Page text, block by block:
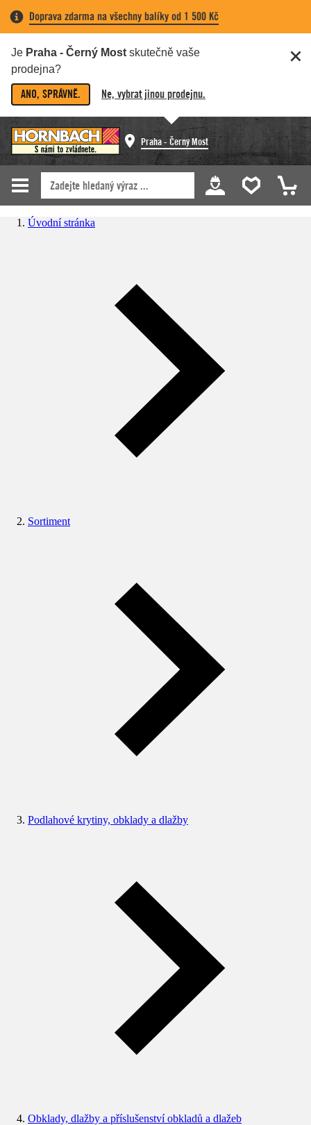
Doprava zdarma na všechny balíky od 1 500 Kč
Je Praha - Černý Most skutečně vaše
prodejna?
ANO, SPRÁVNĚ. Ne, vybrat jinou prodejnu.
Praha - Černý Most
Úvodní stránka
Sortiment
Podlahové krytiny, obklady a dlažby
Obklady, dlažby a příslušenství obkladů a dlažeb